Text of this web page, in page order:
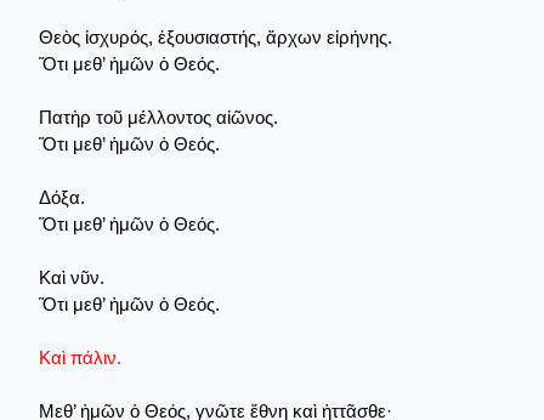
Θεὸς ἰσχυρός, ἐξουσιαστής, ἄρχων εἰρήνης.
Ὅτι μεθ’ ἡμῶν ὁ Θεός.
Πατὴρ τοῦ μέλλοντος αἰῶνος.
Ὅτι μεθ’ ἡμῶν ὁ Θεός.
Δόξα.
Ὅτι μεθ’ ἡμῶν ὁ Θεός.
Καὶ νῦν.
Ὅτι μεθ’ ἡμῶν ὁ Θεός.
Καὶ πάλιν.
Μεθ’ ἡμῶν ὁ Θεός, γνῶτε ἔθνη καὶ ἡττᾶσθε·